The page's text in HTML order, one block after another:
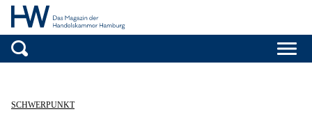
Handelskammer
SCHWERPUNKT